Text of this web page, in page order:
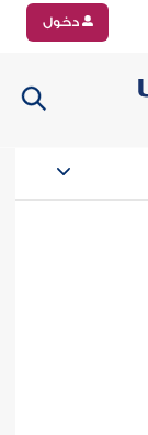
دخول